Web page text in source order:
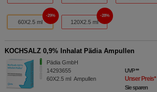
60X2.5 ml
29%
120X2.5 ml
28%
KOCHSALZ 0,9% Inhalat Pädia Ampullen
Pädia GmbH
14293655
60X2.5 ml Ampullen
UVP**
Unser Preis*
Sie sparen